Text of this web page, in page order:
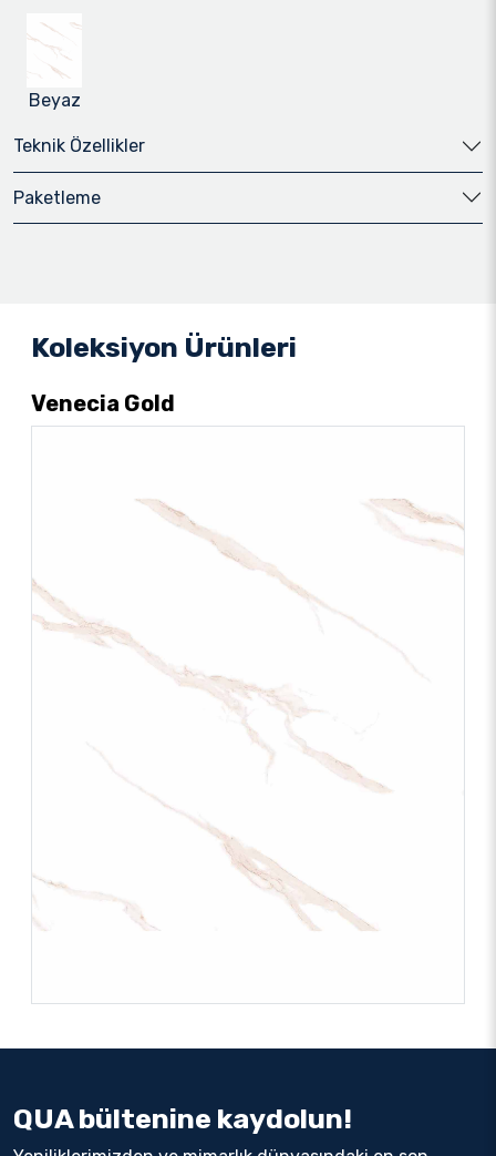
Beyaz
Teknik Özellikler
Paketleme
Koleksiyon Ürünleri
Venecia Gold
QUA bültenine kaydolun!